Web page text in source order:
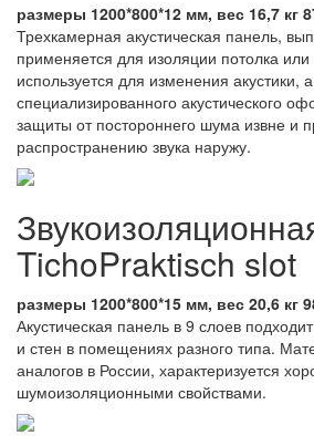
размеры 1200*800*12 мм, вес 16,7 кг
Трехкамерная акустическая панель,
применяется для изоляции потолка
используется для изменения акустики,
специализированного акустического
защиты от постороннего шума извне и
распространению звука наружу.
TichoPraktisch slot
размеры 1200*800*15 мм, вес 20,6 кг
Акустическая панель в 9 слоев
и стен в помещениях разного типа.
аналогов в России, характеризуется
шумоизоляционными свойствами.